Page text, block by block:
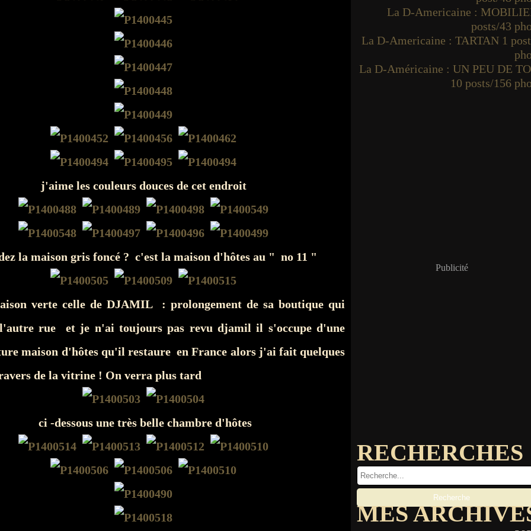
j'aime les couleurs douces de cet endroit
la maison gris foncé ? c'est la maison d'hôtes au " no 11 "
verte celle de DJAMIL : prolongement de sa boutique qui
rue et je n'ai toujours pas revu djamil il s'occupe d'une
maison d'hôtes qu'il restaure en France alors j'ai fait quelques
de la vitrine ! On verra plus tard
ci -dessous une très belle chambre d'hôtes
La D-Americaine :
posts/43
La D-Americaine : TARTAN 1
La D-Américaine : UN PEU DE
10 posts/156
Publicité
RECHERCHES
MES